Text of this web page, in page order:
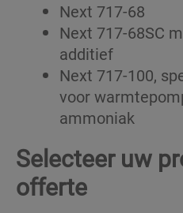
Next 717-68
Next 717-68SC
additief
Next 717-100,
voor
ammoniak
Selecteer uw
offerte